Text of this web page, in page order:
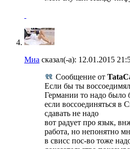
Миа сказал(-а): 12.01.2015
Сообщение от
Если бы ты
Германии то надо было
если воссоединяться в
сдавать не надо
вот радует про язык,
работа, но непонятно
в свисс пос-во тоже